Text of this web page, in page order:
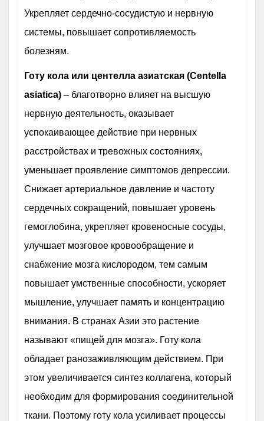
Укрепляет сердечно-сосудистую и нервную
системы, повышает сопротивляемость
болезням.
Готу кола или центелла азиатская (Centella
asiatica) – благотворно влияет на высшую
нервную деятельность, оказывает
успокаивающее действие при нервных
расстройствах и тревожных состояниях,
уменьшает проявление симптомов депрессии.
Снижает артериальное давление и частоту
сердечных сокращений, повышает уровень
гемоглобина, укрепляет кровеносные сосуды,
улучшает мозговое кровообращение и
снабжение мозга кислородом, тем самым
повышает умственные способности, ускоряет
мышление, улучшает память и концентрацию
внимания. В странах Азии это растение
называют «пищей для мозга». Готу кола
обладает ранозаживляющим действием. При
этом увеличивается синтез коллагена, который
необходим для формирования соединительной
ткани. Поэтому готу кола усиливает процессы